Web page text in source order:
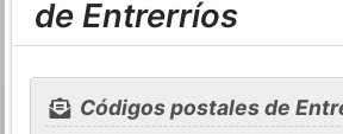
de Entrerríos
Códigos postales de